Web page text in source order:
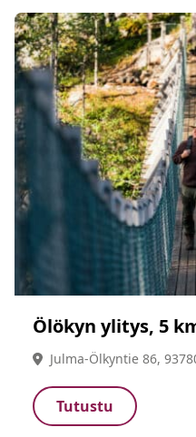
Ölökyn ylitys, 5
Julma-Ölkyntie 86,
Tutustu